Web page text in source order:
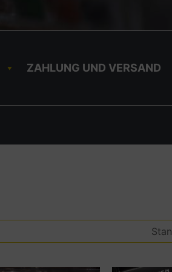
ZAHLUNG UND VERSAND